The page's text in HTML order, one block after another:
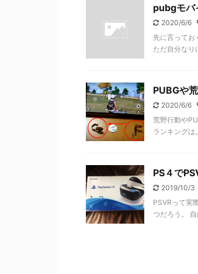
pubgモバ
2020/6/6
先に言ってお
ただ自分なり
PUBGや
2020/6/6
荒野行動や
ランキングは
PS４で
2019/10/3
PSVRって実
つだろう。